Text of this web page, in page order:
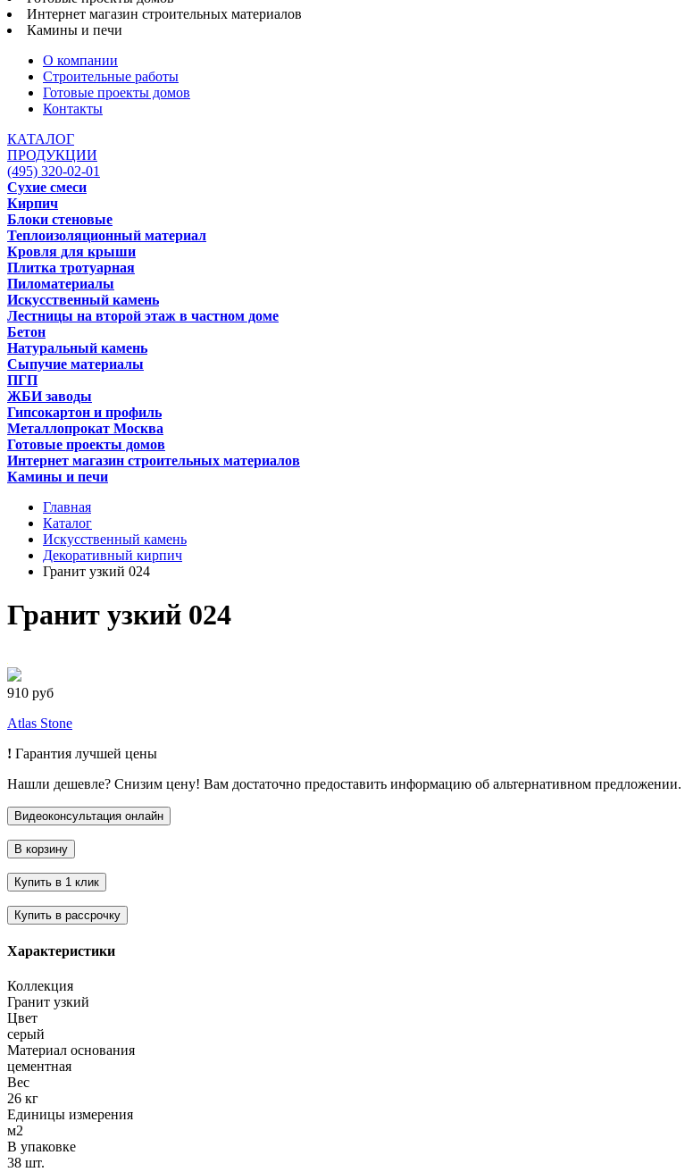
Интернет магазин строительных материалов
Камины и печи
О компании
Строительные работы
Готовые проекты домов
Контакты
КАТАЛОГ
ПРОДУКЦИИ
(495) 320-02-01
Сухие смеси
Кирпич
Блоки стеновые
Теплоизоляционный материал
Кровля для крыши
Плитка тротуарная
Пиломатериалы
Искусственный камень
Лестницы на второй этаж в частном доме
Бетон
Натуральный камень
Сыпучие материалы
ПГП
ЖБИ заводы
Гипсокартон и профиль
Металлопрокат Москва
Готовые проекты домов
Интернет магазин строительных материалов
Камины и печи
Главная
Каталог
Искусственный камень
Декоративный кирпич
Гранит узкий 024
Гранит узкий 024
910 руб
Atlas Stone
! Гарантия лучшей цены
Нашли дешевле? Снизим цену! Вам достаточно предоставить информацию об альтернативном предложении.
Характеристики
Коллекция
Гранит узкий
Цвет
серый
Материал основания
цементная
Вес
26 кг
Единицы измерения
м2
В упаковке
38 шт.